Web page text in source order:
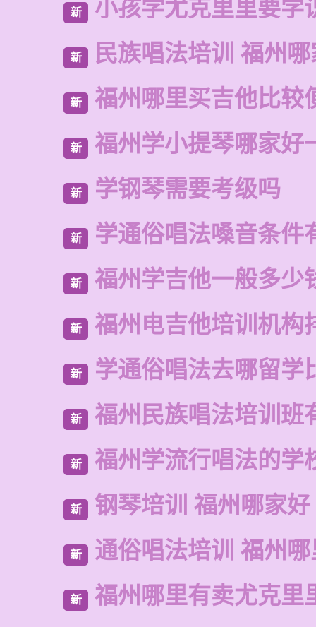
新 小孩学尤克里里要学
新 民族唱法培训 福州
新 福州哪里买吉他比较
新 福州学小提琴哪家好
新 学钢琴需要考级吗
新 学通俗唱法嗓音条件
新 福州学吉他一般多少
新 福州电吉他培训机构
新 学通俗唱法去哪留学
新 福州民族唱法培训班
新 福州学流行唱法的学
新 钢琴培训 福州哪家好
新 通俗唱法培训 福州
新 福州哪里有卖尤克里